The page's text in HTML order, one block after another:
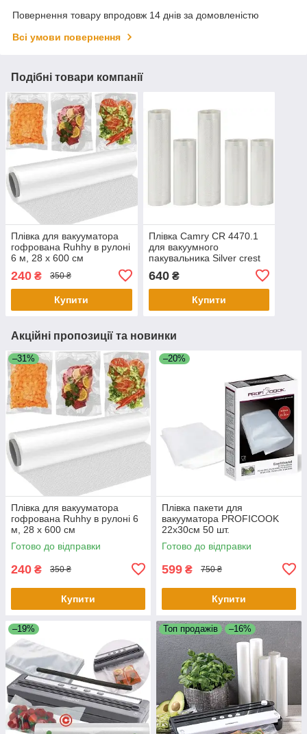
Повернення товару впродовж 14 днів за домовленістю
Всі умови повернення
Подібні товари компанії
Плівка для вакууматора
гофрована Ruhhy в рулоні
6 м, 28 x 600 см
240 ₴ 350 ₴
Купити
Плівка Camry CR 4470.1
для вакуумного
пакувальника Silver crest
640₴
Купити
Акційні пропозиції та новинки
–31%
Плівка для вакууматора
гофрована Ruhhy в рулоні 6
м, 28 x 600 см
Готово до відправки
240 ₴ 350 ₴
Купити
–20%
Плівка пакети для
вакууматора PROFICOOK
22х30см 50 шт.
Готово до відправки
599 ₴ 750 ₴
Купити
–19% Топ продажів –16%